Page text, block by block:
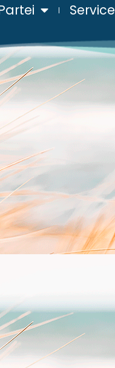
Service